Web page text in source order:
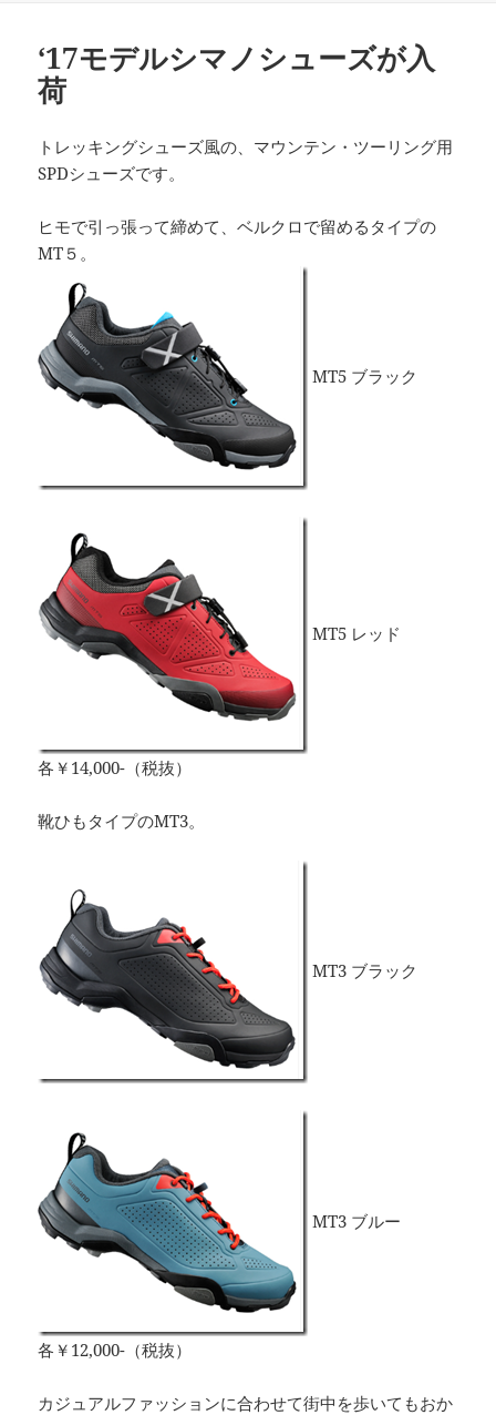
‘17モデルシマノシューズが入
荷
トレッキングシューズ風の、マウンテン・ツーリング用
SPDシューズです。
ヒモで引っ張って締めて、ベルクロで留めるタイプの
MT５。
MT5 ブラック
MT5 レッド
各￥14,000-（税抜）
靴ひもタイプのMT3。
MT3 ブラック
MT3 ブルー
各￥12,000-（税抜）
カジュアルファッションに合わせて街中を歩いてもおか